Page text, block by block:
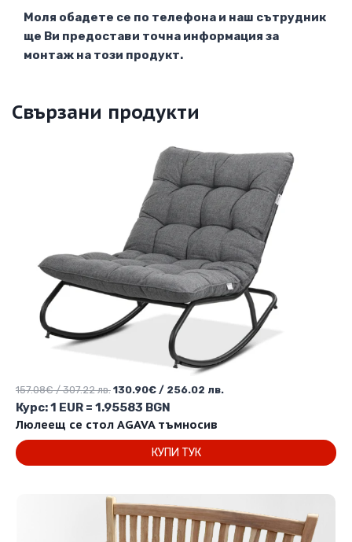
Моля обадете се по телефона и наш сътрудник
ще Ви предостави точна информация за
монтаж на този продукт.
Свързани продукти
Люлеещ се стол AGAVA тъмносив
157.08€/ 307.22 лв. Original
price
was:
307.22 лв..
130.90€ / 256.02 лв.Текущата
256.02 лв..
Курс: 1 EUR = 1.95583 BGN
КУПИ ТУК